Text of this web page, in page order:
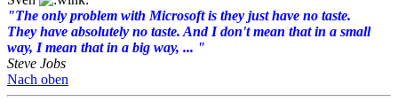
"The only problem with Microsoft is they just have no taste.
They have absolutely no taste. And I don't mean that in a small
way, I mean that in a big way, ... "
Steve Jobs
Nach oben